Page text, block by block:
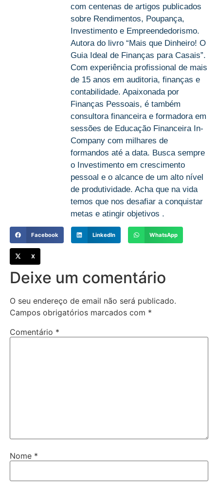
com centenas de artigos publicados
sobre Rendimentos, Poupança,
Investimento e Empreendedorismo.
Autora do livro “Mais que Dinheiro! O
Guia Ideal de Finanças para Casais”.
Com experiência profissional de mais
de 15 anos em auditoria, finanças e
contabilidade. Apaixonada por
Finanças Pessoais, é também
consultora financeira e formadora em
sessões de Educação Financeira In-
Company com milhares de
formandos até a data. Busca sempre
o Investimento em crescimento
pessoal e o alcance de um alto nível
de produtividade. Acha que na vida
temos que nos desafiar a conquistar
metas e atingir objetivos .
Facebook LinkedIn WhatsApp
X
Deixe um comentário
O seu endereço de email não será publicado.
Campos obrigatórios marcados com *
Comentário *
Nome *